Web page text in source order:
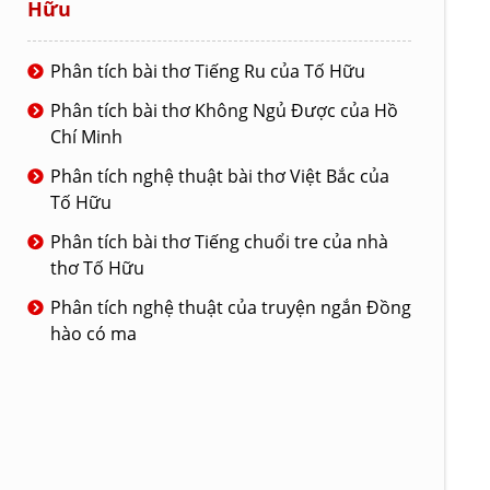
Hữu
Phân tích bài thơ Tiếng Ru của Tố Hữu
Phân tích bài thơ Không Ngủ Được của Hồ
Chí Minh
Phân tích nghệ thuật bài thơ Việt Bắc của
Tố Hữu
Phân tích bài thơ Tiếng chuổi tre của nhà
thơ Tố Hữu
Phân tích nghệ thuật của truyện ngắn Đồng
hào có ma